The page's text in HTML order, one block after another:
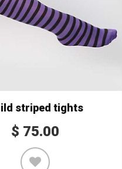
striped tights
$ 75.00